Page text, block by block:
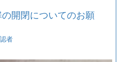
の開閉についてのお願
者